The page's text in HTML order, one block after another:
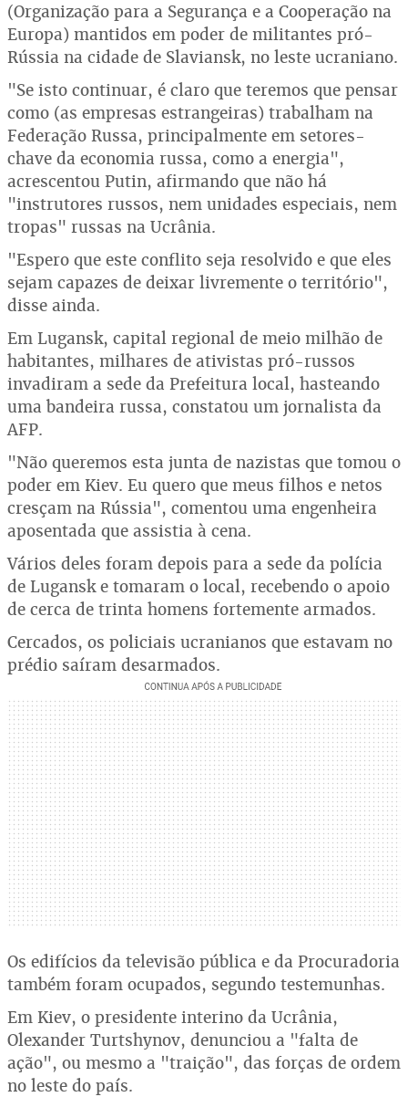
(Organização para a Segurança e a Cooperação na
Europa) mantidos em poder de militantes pró-
Rússia na cidade de Slaviansk, no leste ucraniano.
"Se isto continuar, é claro que teremos que pensar
como (as empresas estrangeiras) trabalham na
Federação Russa, principalmente em setores-
chave da economia russa, como a energia",
acrescentou Putin, afirmando que não há
"instrutores russos, nem unidades especiais, nem
tropas" russas na Ucrânia.
"Espero que este conflito seja resolvido e que eles
sejam capazes de deixar livremente o território",
disse ainda.
Em Lugansk, capital regional de meio milhão de
habitantes, milhares de ativistas pró-russos
invadiram a sede da Prefeitura local, hasteando
uma bandeira russa, constatou um jornalista da
AFP.
"Não queremos esta junta de nazistas que tomou o
poder em Kiev. Eu quero que meus filhos e netos
cresçam na Rússia", comentou uma engenheira
aposentada que assistia à cena.
Vários deles foram depois para a sede da polícia
de Lugansk e tomaram o local, recebendo o apoio
de cerca de trinta homens fortemente armados.
Cercados, os policiais ucranianos que estavam no
prédio saíram desarmados.
Os edifícios da televisão pública e da Procuradoria
também foram ocupados, segundo testemunhas.
Em Kiev, o presidente interino da Ucrânia,
Olexander Turtshynov, denunciou a "falta de
ação", ou mesmo a "traição", das forças de ordem
no leste do país.